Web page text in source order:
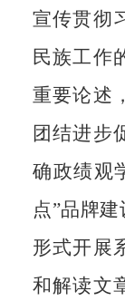
宣传贯彻
民族工作
重要论述
团结进步
确政绩观
点”品牌建
形式开展
和解读文